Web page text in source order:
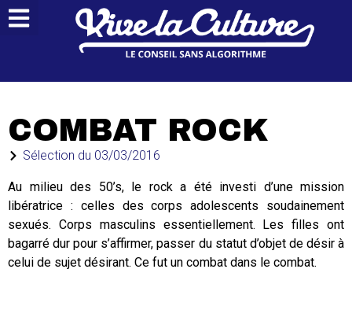
COMBAT ROCK
Sélection du 03/03/2016
Au milieu des 50’s, le rock a été investi d’une mission
libératrice : celles des corps adolescents soudainement
sexués. Corps masculins essentiellement. Les filles ont
bagarré dur pour s’affirmer, passer du statut d’objet de désir à
celui de sujet désirant. Ce fut un combat dans le combat.